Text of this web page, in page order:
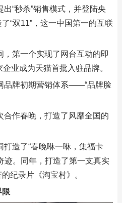
“秒杀”销售模式，并登陆央
“双11”，这一中国第一的互联
，第一个实现了网台互动的即
业成为天猫首批入驻品牌。
品牌初期营销体系——“品牌脸
合作春晚，打造了风靡全国的
造了“春晚咻一咻，集福卡
迹。同年，打造了第一支真实
纪录片《淘宝村》。
限